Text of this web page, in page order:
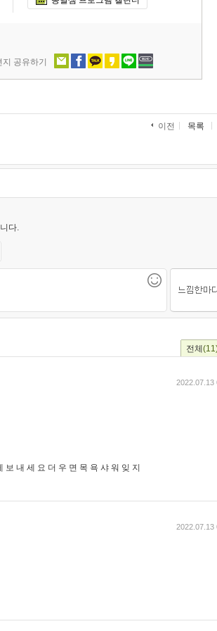
지 공유하기
이전 목록
다.
전체
내 세 요 더 우 면 목 욕 샤 워 잊 지
2022.07.13
2022.07.13